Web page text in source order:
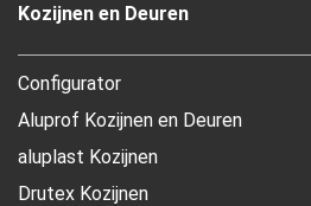
Kozijnen en Deuren
Configurator
Aluprof Kozijnen en Deuren
aluplast Kozijnen
Drutex Kozijnen